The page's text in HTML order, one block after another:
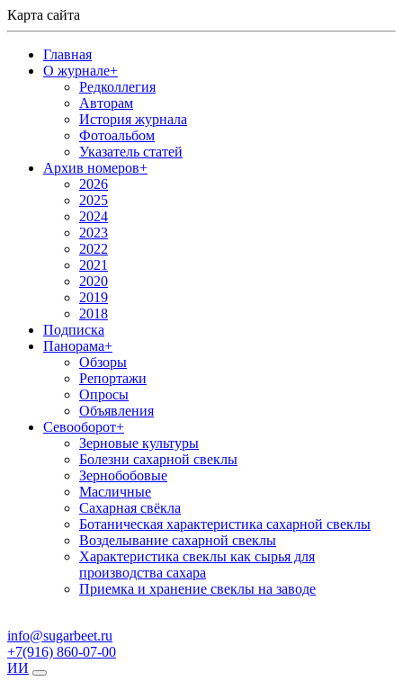
Карта сайта
Главная
О журнале+
Редколлегия
Авторам
История журнала
Фотоальбом
Указатель статей
Архив номеров+
2026
2025
2024
2023
2022
2021
2020
2019
2018
Подписка
Панорама+
Обзоры
Репортажи
Опросы
Объявления
Севооборот+
Зерновые культуры
Болезни сахарной свеклы
Зернобобовые
Масличные
Сахарная свёкла
Ботаническая характеристика сахарной свеклы
Возделывание сахарной свеклы
Характеристика свеклы как сырья для
производства сахара
Приемка и хранение свеклы на заводе
info@sugarbeet.ru
+7(916) 860-07-00
ИИ